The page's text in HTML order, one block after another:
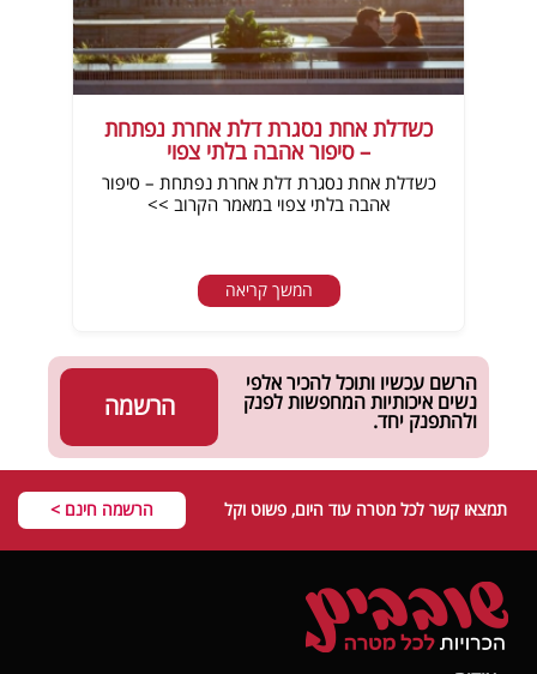
כשדלת אחת נסגרת דלת אחרת נפתחת
– סיפור אהבה בלתי צפוי
כשדלת אחת נסגרת דלת אחרת נפתחת – סיפור
אהבה בלתי צפוי במאמר הקרוב >>
המשך קריאה
הרשמה
הרשם עכשיו ותוכל להכיר אלפי
נשים איכותיות המחפשות לפנק
ולהתפנק יחד.
תמצאו קשר לכל מטרה עוד היום, פשוט וקל הרשמה חינם >